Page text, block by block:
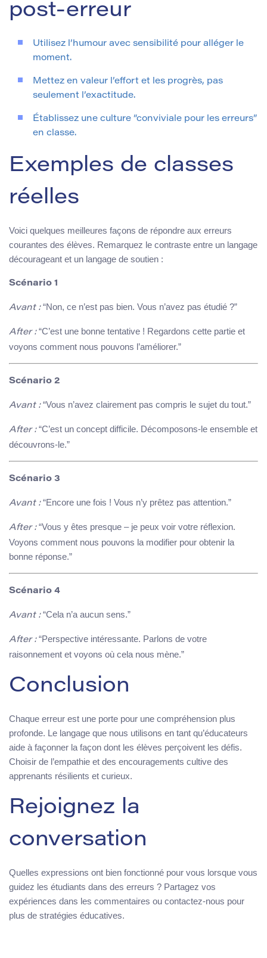
post-erreur
Utilisez l’humour avec sensibilité pour alléger le
moment.
Mettez en valeur l’effort et les progrès, pas
seulement l’exactitude.
Établissez une culture “conviviale pour les erreurs”
en classe.
Exemples de classes
réelles
Voici quelques meilleures façons de répondre aux erreurs
courantes des élèves. Remarquez le contraste entre un langage
décourageant et un langage de soutien :
Scénario 1
Avant :“Non, ce n’est pas bien. Vous n’avez pas étudié ?”
After :“C’est une bonne tentative ! Regardons cette partie et
voyons comment nous pouvons l’améliorer.”
Scénario 2
Avant :“Vous n’avez clairement pas compris le sujet du tout.”
After :“C’est un concept difficile. Décomposons-le ensemble et
découvrons-le.”
Scénario 3
Avant :“Encore une fois ! Vous n’y prêtez pas attention.”
After :“Vous y êtes presque – je peux voir votre réflexion.
Voyons comment nous pouvons la modifier pour obtenir la
bonne réponse.”
Scénario 4
Avant :“Cela n’a aucun sens.”
After :“Perspective intéressante. Parlons de votre
raisonnement et voyons où cela nous mène.”
Conclusion
Chaque erreur est une porte pour une compréhension plus
profonde. Le langage que nous utilisons en tant qu’éducateurs
aide à façonner la façon dont les élèves perçoivent les défis.
Choisir de l’empathie et des encouragements cultive des
apprenants résilients et curieux.
Rejoignez la
conversation
Quelles expressions ont bien fonctionné pour vous lorsque vous
guidez les étudiants dans des erreurs ? Partagez vos
expériences dans les commentaires ou contactez-nous pour
plus de stratégies éducatives.